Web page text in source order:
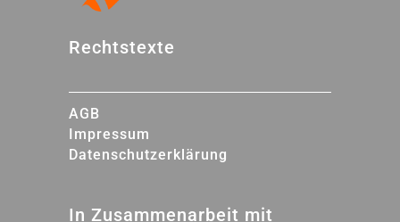
Rechtstexte
AGB
Impressum
Datenschutzerklärung
In Zusammenarbeit mit